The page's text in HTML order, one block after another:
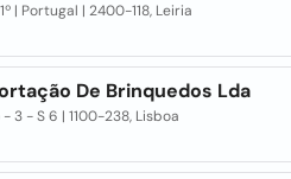
| Portugal | 2400-118, Leiria
De Brinquedos Lda
3 - S 6 | 1100-238, Lisboa